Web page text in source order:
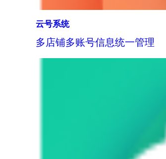
云号系统
多店铺多账号信息统一管理